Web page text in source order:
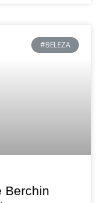
#BELEZA
Berchin